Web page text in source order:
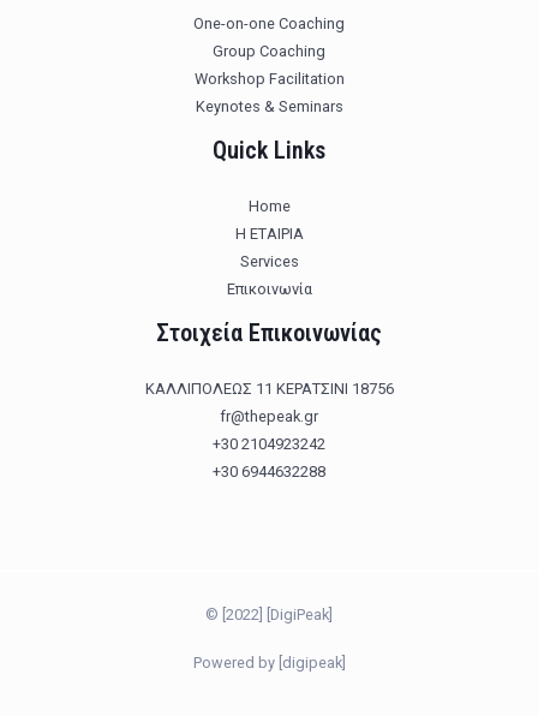
One-on-one Coaching
Group Coaching
Workshop Facilitation
Keynotes & Seminars
Quick Links
Home
Η ΕΤΑΙΡΙΑ
Services
Επικοινωνία
Στοιχεία Επικοινωνίας
ΚΑΛΛΙΠΟΛΕΩΣ 11 ΚΕΡΑΤΣΙΝΙ 18756
fr@thepeak.gr
+30 2104923242
+30 6944632288
© [2022] [DigiPeak]
Powered by [digipeak]